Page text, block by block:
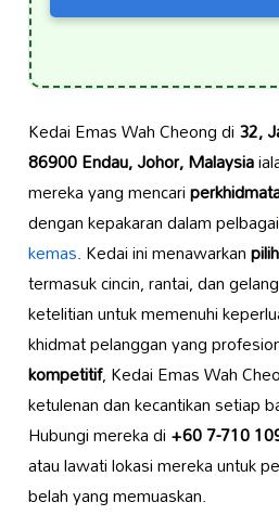
Kedai Emas Wah Cheong di32,
86900 Endau, Johor, Malaysia
mereka yang mencari
dengan kepakaran dalam pelbagai
kemas. Kedai ini menawarkan
termasuk cincin, rantai, dan
ketelitian untuk memenuhi
khidmat pelanggan yang
kompetitif, Kedai Emas Wah
ketulenan dan kecantikan setiap
Hubungi mereka di+60 7-710
atau lawati lokasi mereka untuk
belah yang memuaskan.